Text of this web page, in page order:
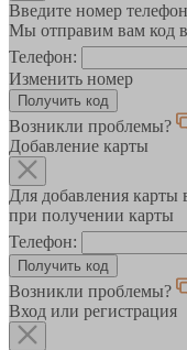
Введите номер
Мы отправим вам код
Телефон:
Изменить номер
Возникли проблемы?
Добавление карты
Для добавления карты
при получении карты
Телефон:
Возникли проблемы?
Вход или регистрация